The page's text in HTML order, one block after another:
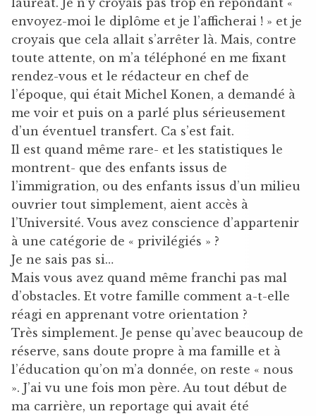
envoyez-moi le diplôme et je l’afficherai ! » et je
croyais que cela allait s’arrêter là. Mais, contre
toute attente, on m’a téléphoné en me fixant
rendez-vous et le rédacteur en chef de
l’époque, qui était Michel Konen, a demandé à
me voir et puis on a parlé plus sérieusement
d’un éventuel transfert. Ca s’est fait.
Il est quand même rare- et les statistiques le
montrent- que des enfants issus de
l’immigration, ou des enfants issus d’un milieu
ouvrier tout simplement, aient accès à
l’Université. Vous avez conscience d’appartenir
à une catégorie de « privilégiés » ?
Je ne sais pas si…
Mais vous avez quand même franchi pas mal
d’obstacles. Et votre famille comment a-t-elle
réagi en apprenant votre orientation ?
Très simplement. Je pense qu’avec beaucoup de
réserve, sans doute propre à ma famille et à
l’éducation qu’on m’a donnée, on reste « nous
». J’ai vu une fois mon père. Au tout début de
ma carrière, un reportage qui avait été